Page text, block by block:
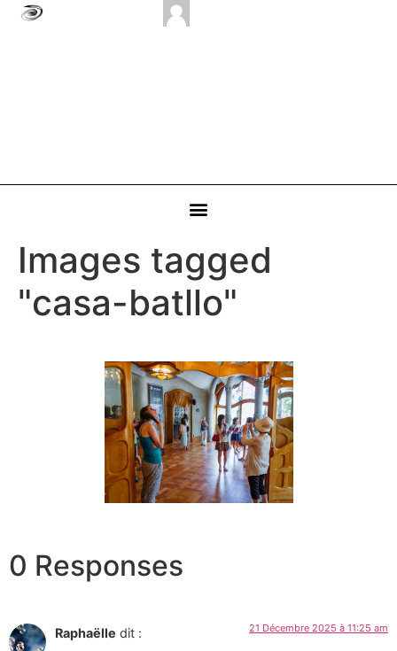
Images tagged
"casa-batllo"
0 Responses
Raphaëlle dit : 21 Décembre 2025 à 11:25 am